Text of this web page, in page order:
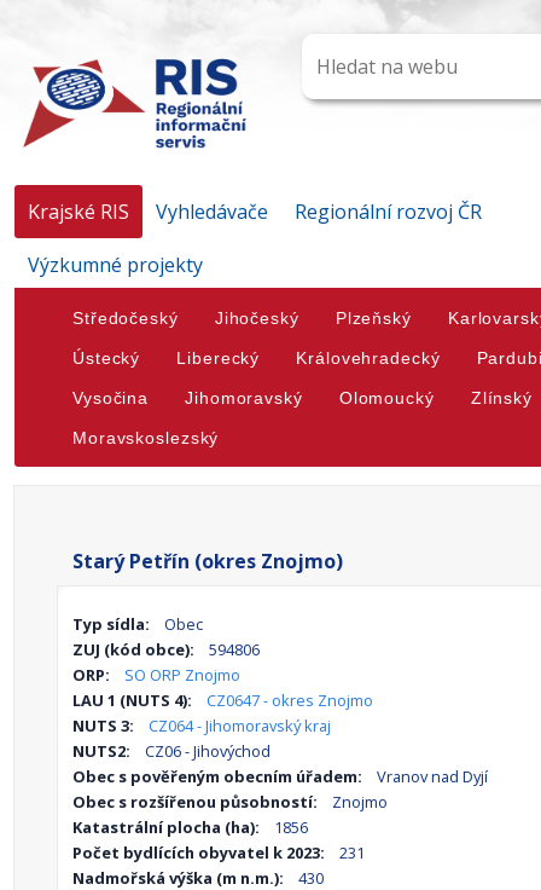
Krajské RIS Vyhledávače
Regionální rozvoj ČR
Výzkumné projekty
Středočeský Jihočeský Plzeňský
Ústecký Liberecký Královehradecký
Vysočina Jihomoravský Olomoucký Zlínský
Moravskoslezský
Starý Petřín (okres Znojmo)
Typ sídla:
Obec
ZUJ (kód obce):
594806
ORP:
SO ORP Znojmo
LAU 1 (NUTS 4):
CZ0647 - okres Znojmo
NUTS 3:
CZ064 - Jihomoravský kraj
NUTS2:
CZ06 - Jihovýchod
Obec s pověřeným obecním úřadem:
Vranov nad Dyjí
Obec s rozšířenou působností:
Znojmo
Katastrální plocha (ha):
1856
Počet bydlících obyvatel k 2023:
231
Nadmořská výška (m n.m.):
430